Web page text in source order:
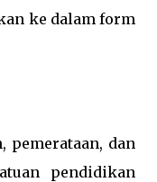
ke dalam form
pemerataan, dan
pendidikan